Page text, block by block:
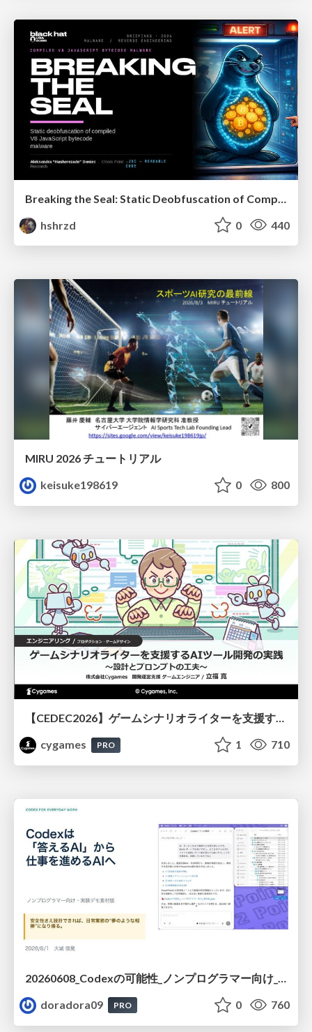
hshrzd
0 440
MIRU 2026 チュートリアル
keisuke198619
0 800
【CEDEC2026】ゲームシナリオライターを支援するAIツール開発の実践 ― 設計とプロンプトの工夫 ―
cygames
PRO 1 710
doradora09
PRO 0 760